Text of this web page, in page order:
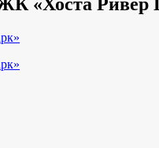
«Хоста Ривер